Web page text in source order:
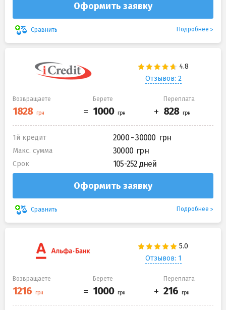
Оформить заявку
Сравнить Подробнее
Отзывов: 2
Возвращаете Берете Переплата
1й кредит 2000 - 30000
Макс. сумма 30000
Срок 105-252 дней
Оформить заявку
Сравнить Подробнее
Отзывов: 1
Возвращаете Берете Переплата